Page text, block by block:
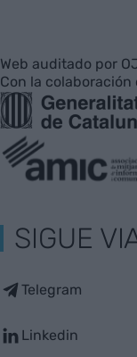
Web auditado por
Con la colaboración
SIGUE
Telegram
Linkedin